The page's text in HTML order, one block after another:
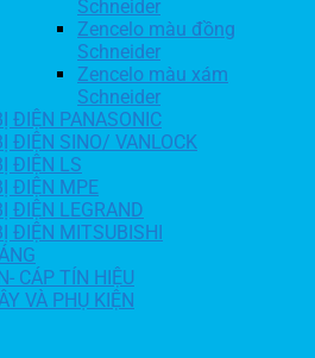
Schneider
Zencelo màu đồng
Schneider
Zencelo màu xám
Schneider
ĐIỆN PANASONIC
ĐIỆN SINO/ VANLOCK
ĐIỆN LS
ĐIỆN MPE
ĐIỆN LEGRAND
ĐIỆN MITSUBISHI
CÁP TÍN HIỆU
VÀ PHỤ KIỆN